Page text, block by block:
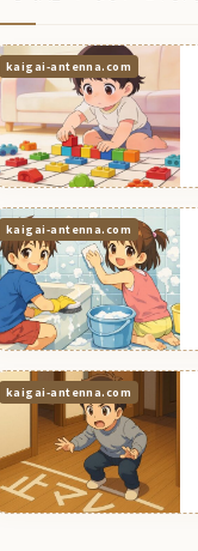
kaigai-antenna.com
kaigai-antenna.com
kaigai-antenna.com